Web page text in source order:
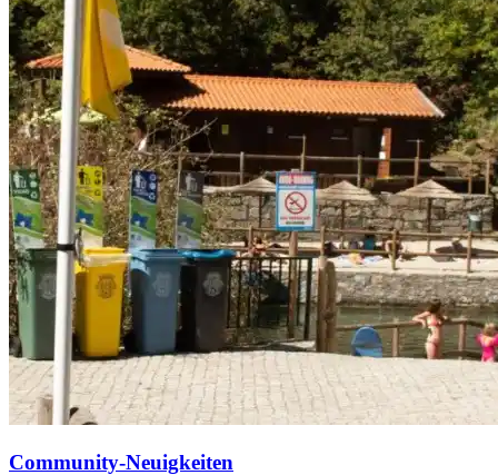
Community-Neuigkeiten